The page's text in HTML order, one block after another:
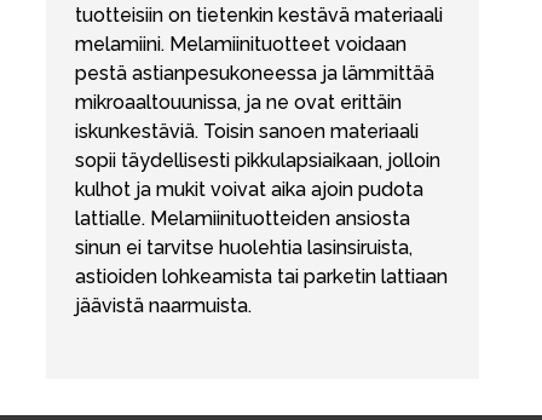
tuotteisiin on tietenkin kestävä materiaali
melamiini. Melamiinituotteet voidaan
pestä astianpesukoneessa ja lämmittää
mikroaaltouunissa, ja ne ovat erittäin
iskunkestäviä. Toisin sanoen materiaali
sopii täydellisesti pikkulapsiaikaan, jolloin
kulhot ja mukit voivat aika ajoin pudota
lattialle. Melamiinituotteiden ansiosta
sinun ei tarvitse huolehtia lasinsiruista,
astioiden lohkeamista tai parketin lattiaan
jäävistä naarmuista.